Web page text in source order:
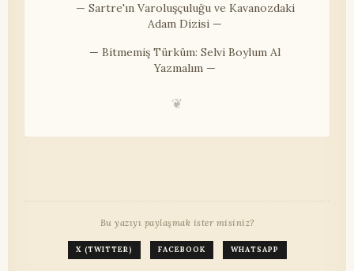
— Sartre'ın Varoluşçuluğu ve Kavanozdaki
Adam Dizisi —
— Bitmemiş Türküm: Selvi Boylum Al
Yazmalım —
❦
Bu yazıyı paylaşmak ister misiniz?
X (TWITTER) FACEBOOK WHATSAPP